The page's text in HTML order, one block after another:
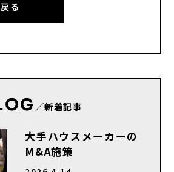
る
／新着記事
大手ハウスメーカーの
M&A施策